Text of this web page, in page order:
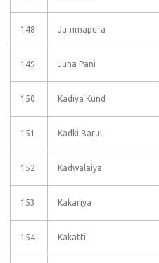
148 Jummapura
149 Juna Pani
150 Kadiya Kund
151 Kadki Barul
152 Kadwalaiya
153 Kakariya
154 Kakatti